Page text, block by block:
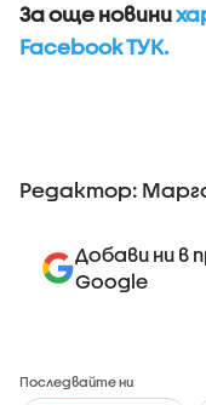
За още новини
Facebook ТУК.
Редактор:
Добави ни в
Google
Последвайте ни